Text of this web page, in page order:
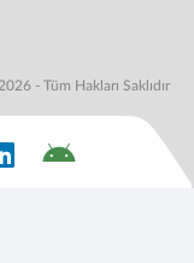
- Tüm Hakları Saklıdır